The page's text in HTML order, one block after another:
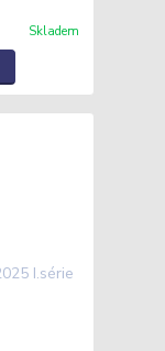
Skladem